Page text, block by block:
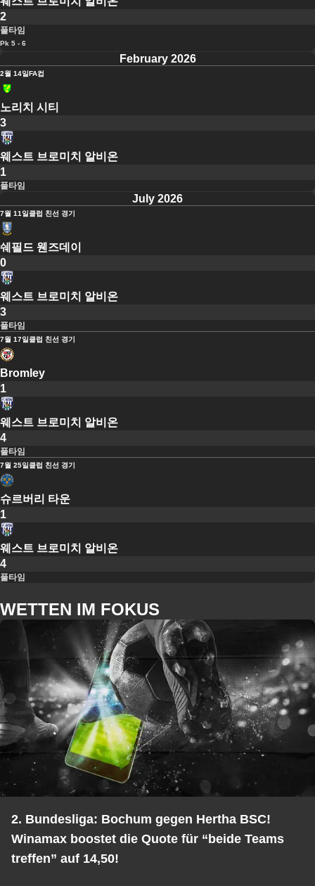
2
풀타임
Pk 5 - 6
February 2026
2월 14일FA컵
노리치 시티
3
웨스트 브로미치 알비온
1
풀타임
July 2026
7월 11일클럽 친선 경기
쉐필드 웬즈데이
0
웨스트 브로미치 알비온
3
풀타임
7월 17일클럽 친선 경기
Bromley
1
웨스트 브로미치 알비온
4
풀타임
7월 25일클럽 친선 경기
슈르버리 타운
1
웨스트 브로미치 알비온
4
풀타임
WETTEN IM FOKUS
2. Bundesliga: Bochum gegen Hertha BSC!
Winamax boostet die Quote für “beide Teams
treffen” auf 14,50!